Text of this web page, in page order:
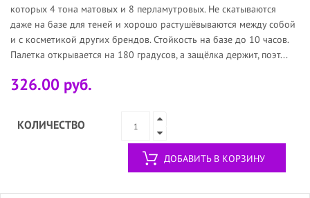
которых 4 тона матовых и 8 перламутровых. Не скатываются
даже на базе для теней и хорошо растушёвываются между собой
и с косметикой других брендов. Стойкость на базе до 10 часов.
Палетка открывается на 180 градусов, а защёлка держит, поэт...
326.00 руб.
КОЛИЧЕСТВО
ДОБАВИТЬ В КОРЗИНУ